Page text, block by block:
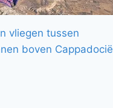
vliegen tussen
boven Cappadocië